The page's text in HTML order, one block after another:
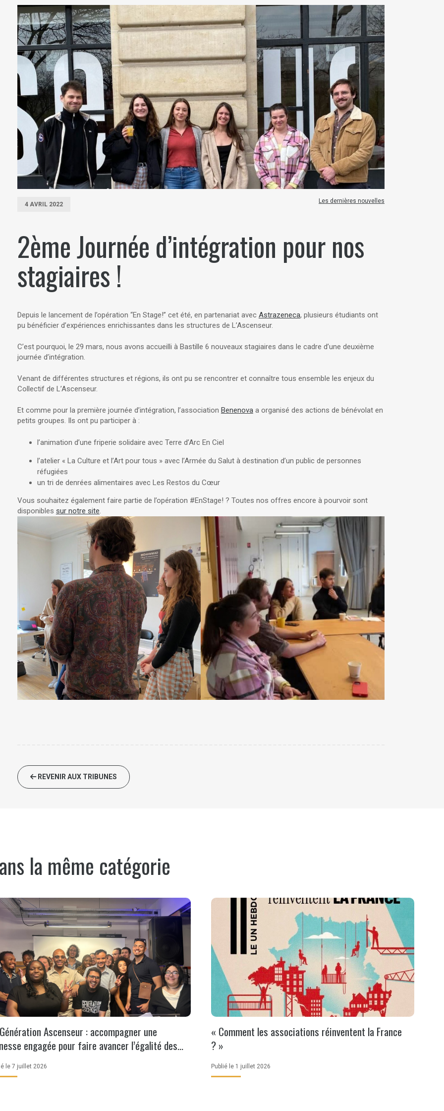
4 AVRIL 2022 Les dernières nouvelles
2ème Journée d’intégration pour nos
stagiaires !
Depuis le lancement de l’opération “En Stage!” cet été, en partenariat avec Astrazeneca, plusieurs étudiants ont
pu bénéficier d’expériences enrichissantes dans les structures de L’Ascenseur.
C’est pourquoi, le 29 mars, nous avons accueilli à Bastille 6 nouveaux stagiaires dans le cadre d’une deuxième
journée d’intégration.
Venant de différentes structures et régions, ils ont pu se rencontrer et connaître tous ensemble les enjeux du
Collectif de L’Ascenseur.
Et comme pour la première journée d’intégration, l’association Benenova a organisé des actions de bénévolat en
petits groupes. Ils ont pu participer à :
l’animation d’une friperie solidaire avec Terre d’Arc En Ciel
l’atelier « La Culture et l’Art pour tous » avec l’Armée du Salut à destination d’un public de personnes
réfugiées
un tri de denrées alimentaires avec Les Restos du Cœur
Vous souhaitez également faire partie de l’opération #EnStage! ? Toutes nos offres encore à pourvoir sont
disponibles sur notre site
REVENIR AUX TRIBUNES
la même catégorie
Ascenseur : accompagner une
engagée pour faire avancer l’égalité des
le 7 juillet 2026
« Comment les associations réinventent la France
? »
Publié le 1 juillet 2026